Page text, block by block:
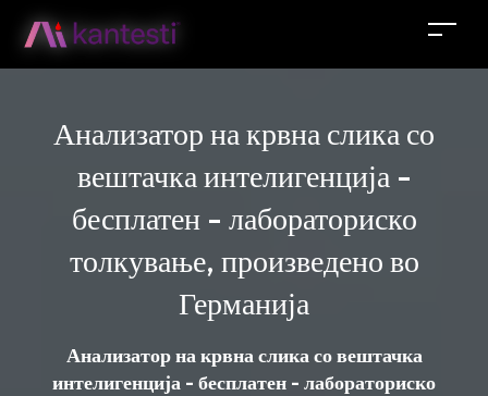
Анализатор на крвна слика со
вештачка интелигенција -
бесплатен - лабораториско
толкување, произведено во
Германија
Анализатор на крвна слика со вештачка
интелигенција - бесплатен - лабораториско